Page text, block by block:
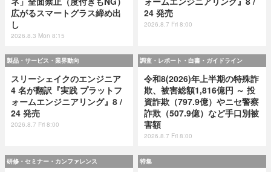
広がるスマートグラス締め出
し
2026.8.3 Mon 8:15
24 発売
2026.8.7 Fri 8:00
製品・サービス・業界動向
スリーシェイクのエンジニア
4 名が翻訳『実践 プラットフ
ォームエンジニアリング』8 /
24 発売
2026.8.7 Fri 8:00
調査・レポート・白書・ガイドライン
令和8(2026)年上半期の特殊詐
欺、被害総額1,816億円 ～ 投
資詐欺（797.9億）やニセ警察
詐欺（507.9億）など手口別被
害額
2026.8.7 Fri 8:00
研修・セミナー・カンファレンス 特集